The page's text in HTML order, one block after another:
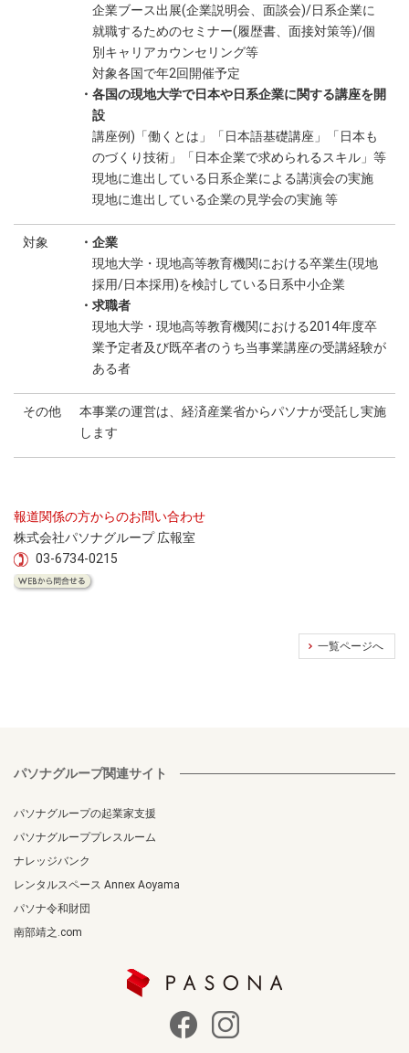
企業ブース出展(企業説明会、面談会)/日系企業に
就職するためのセミナー(履歴書、面接対策等)/個
別キャリアカウンセリング等
対象各国で年2回開催予定
・各国の現地大学で日本や日系企業に関する講座を開
設
講座例)「働くとは」「日本語基礎講座」「日本も
のづくり技術」「日本企業で求められるスキル」等
現地に進出している日系企業による講演会の実施
現地に進出している企業の見学会の実施 等
対象
・企業
現地大学・現地高等教育機関における卒業生(現地
採用/日本採用)を検討している日系中小企業
・求職者
現地大学・現地高等教育機関における2014年度卒
業予定者及び既卒者のうち当事業講座の受講経験が
ある者
その他
本事業の運営は、経済産業省からパソナが受託し実施
します
報道関係の方からのお問い合わせ
株式会社パソナグループ 広報室
03-6734-0215
一覧ページへ
パソナグループ関連サイト
パソナグループの起業家支援
パソナグループプレスルーム
ナレッジバンク
レンタルスペース Annex Aoyama
パソナ令和財団
南部靖之.com